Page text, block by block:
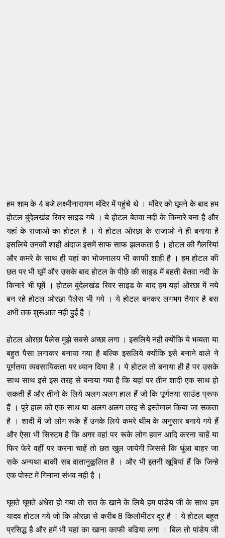
हम शाम के 4 बजे लक्ष्मीनारायण मंदिर में पहुंचे थे । मंदिर को घूमने के बाद हम
होटल बुंदेलखंड रिवर साइड गये । ये होटल बेतवा नदी के किनारे बना है और
यहां के राजाओ का होटल है । ये होटल ओरछा के राजाओ ने ही बनाया है
इसलिये उनकी शाही अंदाज इसमें साफ साफ झलकता है । होटल की गैलरियां
और कमरे के साथ ही यहां का भोजनालय भी काफी शाही है । हम होटल की
छत पर भी घूमें और उसके बाद होटल के पीछे की साइड में बहती बेतवा नदी के
किनारे भी घूमें । होटल बुंदेलखंड रिवर साइड के बाद हम यहां ओरछा में नये
बन रहे होटल ओरछा पैलेस भी गये । ये होटल बनकर लगभग तैयार है बस
अभी तक शुरूआत नही हुई है ।
होटल ओरछा पैलेस मुझे सबसे अच्छा लगा । इसलिये नही क्योंकि ये भव्यता या
बहुत पैसा लगाकर बनाया गया है बल्कि इसलिये क्योंकि इसे बनाने वाले ने
पूर्णतया व्यवसायिकता पर ध्यान दिया है । ये होटल तो बनाया ही है पर उसके
साथ साथ इसे इस तरह से बनाया गया है कि यहां पर तीन शादी एक साथ हो
सकती हैं और तीनो के लिये अलग अलग हाल हैं जो कि पूर्णतया साउंड प्रूफ
हैं । पूरे हाल को एक साथ या अलग अलग तरह से इस्तेमाल किया जा सकता
है । शादी में जो लोग रूके हैं उनके लिये कमरे थीम के अनुसार बनाये गये हैं
और ऐसा भी सिस्टम है कि अगर वहां पर रूके लोग हवन आदि करना चाहें या
फिर फेरे वहीं पर करना चाहें तो छत खुल जायेगी जिससे कि धुंआ बाहर जा
सके अन्यथा बाकी सब वातानुकूलित है । और भी इतनी खूबियां हैं कि जिन्हे
एक पोस्ट में गिनाना संभव नही है ।
घूमते घूमते अंधेरा हो गया तो रात के खाने के लिये हम पांडेय जी के साथ हम
यादव होटल गये जो कि ओरछा से करीब 8 किलोमीटर दूर है । ये होटल बहुत
प्रसिद्ध है और हमें भी यहां का खाना काफी बढिया लगा । बिल तो पांडेय जी